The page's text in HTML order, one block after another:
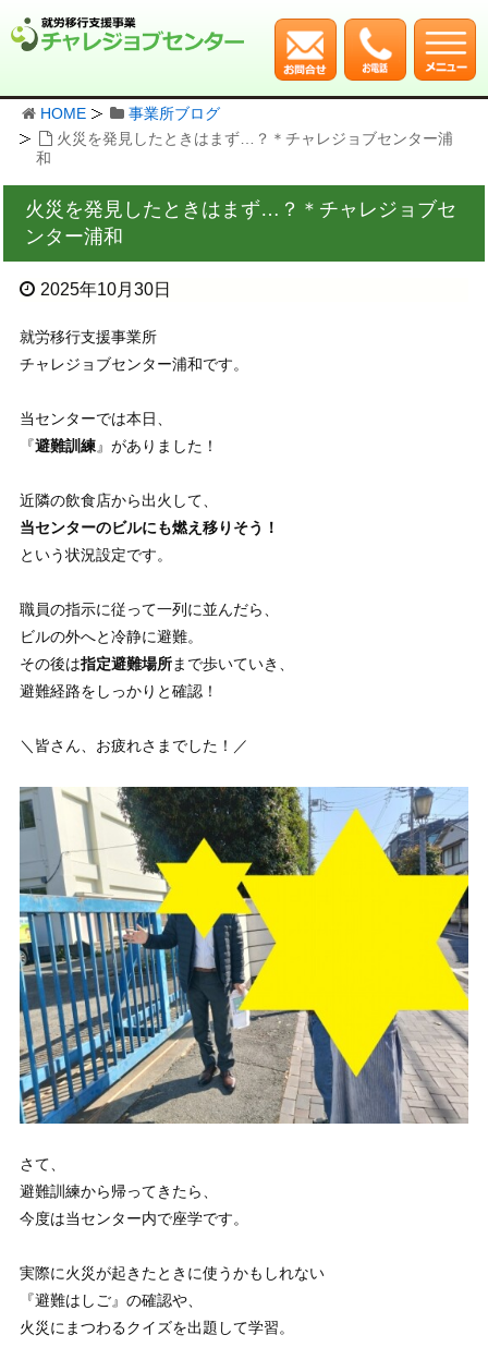
HOME
事業所ブログ
火災を発見したときはまず…？＊チャレジョブセンター浦
和
火災を発見したときはまず…？＊チャレジョブセ
ンター浦和
2025年10月30日
就労移行支援事業所
チャレジョブセンター浦和です。
当センターでは本日、
『避難訓練』がありました！
近隣の飲食店から出火して、
当センターのビルにも燃え移りそう！
という状況設定です。
職員の指示に従って一列に並んだら、
ビルの外へと冷静に避難。
その後は指定避難場所まで歩いていき、
避難経路をしっかりと確認！
＼皆さん、お疲れさまでした！／
さて、
避難訓練から帰ってきたら、
今度は当センター内で座学です。
実際に火災が起きたときに使うかもしれない
『避難はしご』の確認や、
火災にまつわるクイズを出題して学習。